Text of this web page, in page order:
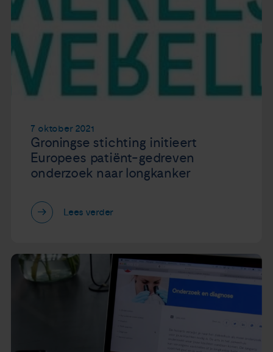
7 oktober 2021
Groningse stichting initieert
Europees patiënt-gedreven
onderzoek naar longkanker
Lees verder